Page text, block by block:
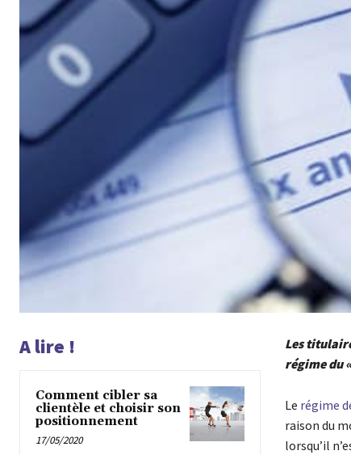
A lire !
Comment cibler sa
clientèle et choisir son
positionnement
17/05/2020
Les
régime du
Le régime
raison du
lorsqu’il